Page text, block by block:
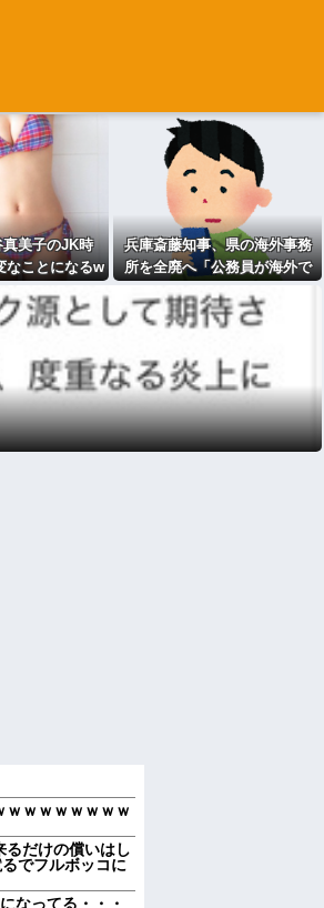
美子のJK時
なことになるw
兵庫斎藤知事、県の海外事務
所を全廃へ「公務員が海外で
遊ぶためにあるだけ」 [963243
619]
ｗｗｗｗｗｗｗｗ
るだけの償いはし
でフルボッコに
なってる・・・